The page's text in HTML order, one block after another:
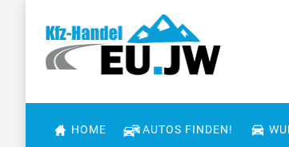
HOME AUTOS FINDEN!